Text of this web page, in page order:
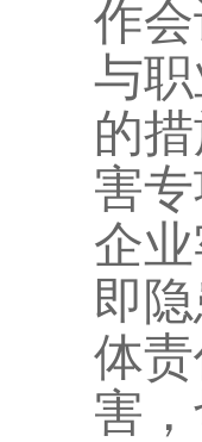
作
与
的
害
企
即
体
害